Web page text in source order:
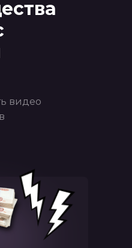
видео